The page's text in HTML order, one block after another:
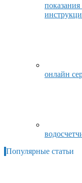
онлайн
Популярные статьи